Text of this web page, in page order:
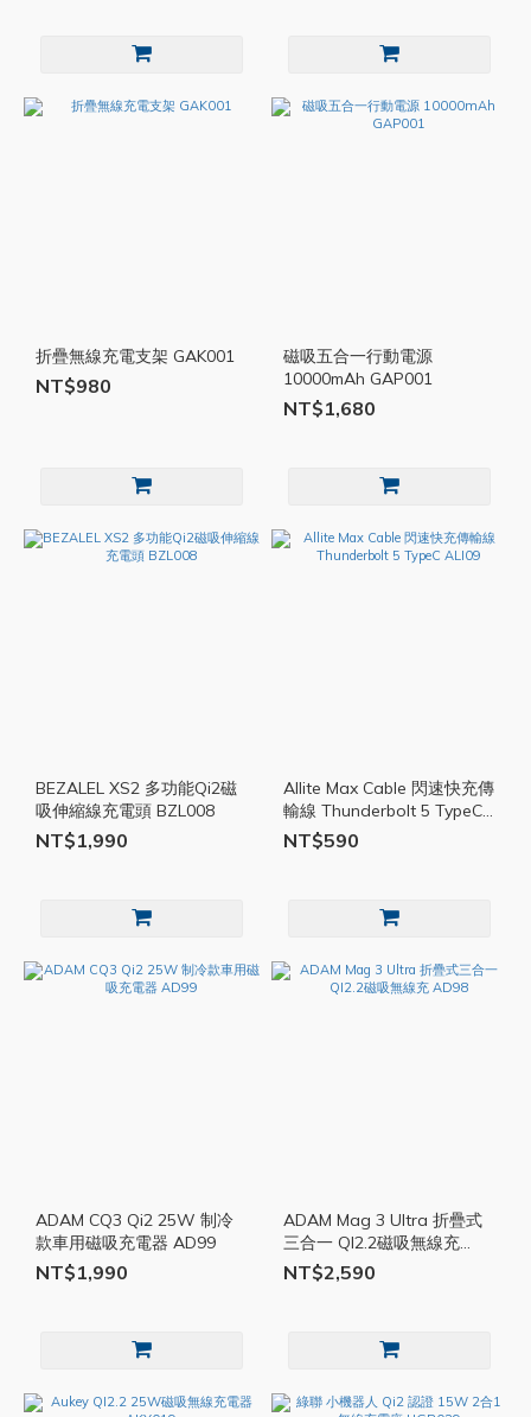
折疊無線充電支架 GAK001
NT$980
磁吸五合一行動電源
10000mAh GAP001
NT$1,680
BEZALEL XS2 多功能Qi2磁
吸伸縮線充電頭 BZL008
NT$1,990
Allite Max Cable 閃速快充傳
輸線 Thunderbolt 5 TypeC
ALI09
NT$590
ADAM CQ3 Qi2 25W 制冷
款車用磁吸充電器 AD99
NT$1,990
ADAM Mag 3 Ultra 折疊式
三合一 QI2.2磁吸無線充
AD98
NT$2,590